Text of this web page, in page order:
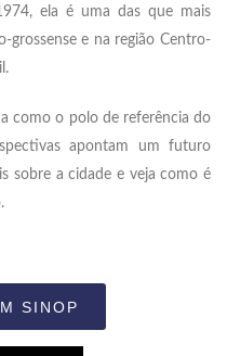
ela é uma das que mais
grossense e na região Centro-
como o polo de referência do
apontam um futuro
sobre a cidade e veja como é
SINOP